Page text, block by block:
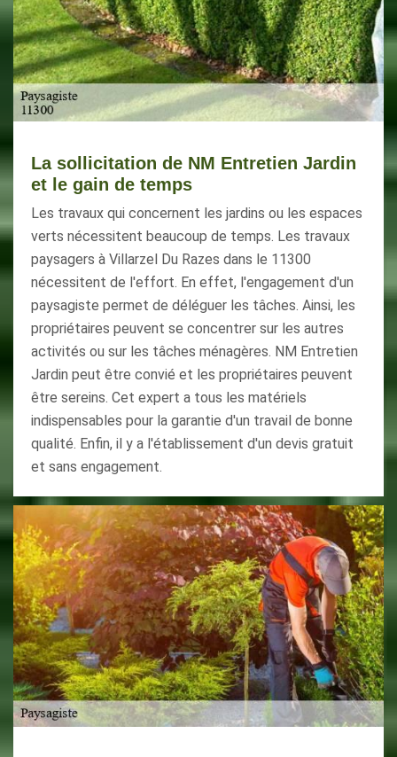
La sollicitation de NM Entretien Jardin
et le gain de temps
Les travaux qui concernent les jardins ou les espaces
verts nécessitent beaucoup de temps. Les travaux
paysagers à Villarzel Du Razes dans le 11300
nécessitent de l'effort. En effet, l'engagement d'un
paysagiste permet de déléguer les tâches. Ainsi, les
propriétaires peuvent se concentrer sur les autres
activités ou sur les tâches ménagères. NM Entretien
Jardin peut être convié et les propriétaires peuvent
être sereins. Cet expert a tous les matériels
indispensables pour la garantie d'un travail de bonne
qualité. Enfin, il y a l'établissement d'un devis gratuit
et sans engagement.